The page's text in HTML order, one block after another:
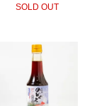
SOLD OUT